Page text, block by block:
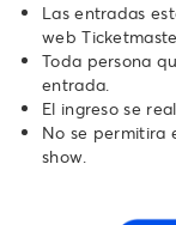
Las entradas
web
Toda persona
entrada.
El ingreso se
No se permitira
show.